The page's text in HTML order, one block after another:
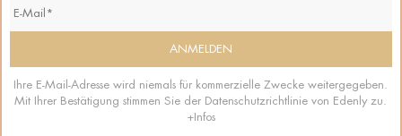
Ihre E-Mail-Adresse wird niemals für kommerzielle Zwecke weitergegeben.
Mit Ihrer Bestätigung stimmen Sie der Datenschutzrichtlinie von Edenly zu.
+Infos